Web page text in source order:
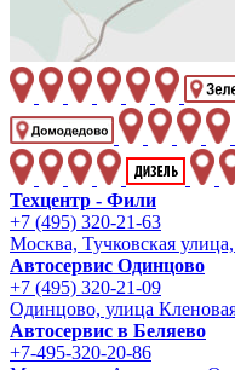
Техцентр - Фили
+7 (495) 320-21-63
Москва, Тучковская
Автосервис Одинцово
+7 (495) 320-21-09
Одинцово, улица
Автосервис в Беляево
+7-495-320-20-86